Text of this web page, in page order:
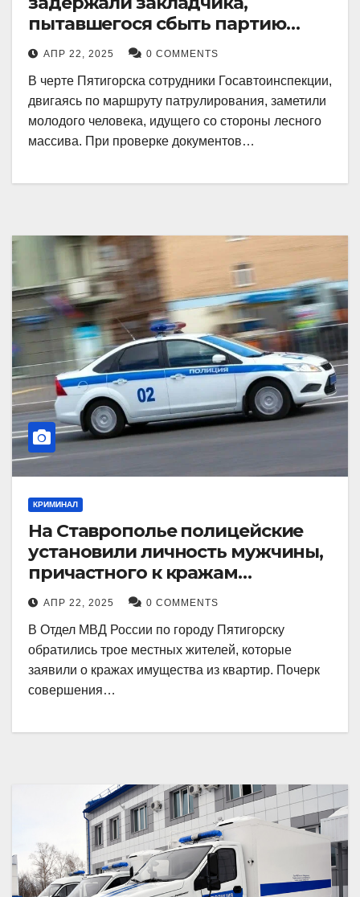
пытавшегося сбыть партию
синтетического наркотика
АПР 22, 2025 0 COMMENTS
В черте Пятигорска сотрудники Госавтоинспекции,
двигаясь по маршруту патрулирования, заметили
молодого человека, идущего со стороны лесного
массива. При проверке документов…
КРИМИНАЛ
На Ставрополье полицейские
установили личность мужчины,
причастного к кражам
имущества из квартир в
Пятигорске
АПР 22, 2025 0 COMMENTS
В Отдел МВД России по городу Пятигорску
обратились трое местных жителей, которые
заявили о кражах имущества из квартир. Почерк
совершения…